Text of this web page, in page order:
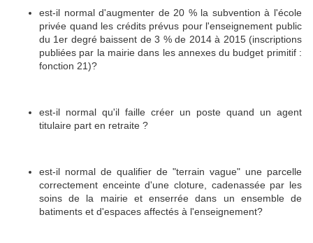
est-il normal d'augmenter de 20 % la subvention à l'école
privée quand les crédits prévus pour l'enseignement public
du 1er degré baissent de 3 % de 2014 à 2015 (inscriptions
publiées par la mairie dans les annexes du budget primitif :
fonction 21)?
est-il normal qu'il faille créer un poste quand un agent
titulaire part en retraite ?
est-il normal de qualifier de "terrain vague" une parcelle
correctement enceinte d'une cloture, cadenassée par les
soins de la mairie et enserrée dans un ensemble de
batiments et d'espaces affectés à l'enseignement?